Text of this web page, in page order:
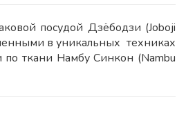
посудой Дзёбодзи (Joboji
в уникальных техниках
по ткани Намбу Синкон (Nambu